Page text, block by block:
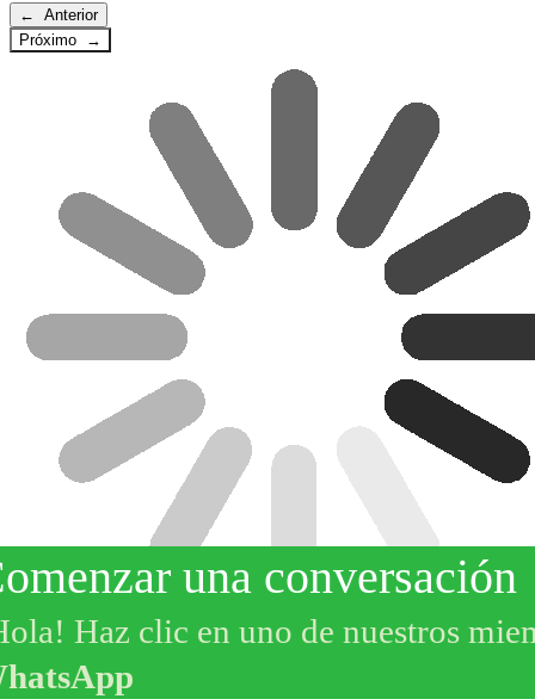
← Anterior
Próximo →
una conversación
Haz clic en uno de nuestros